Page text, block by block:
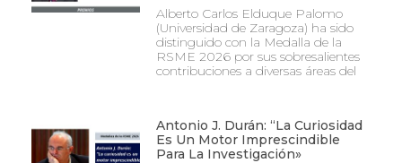
Alberto Carlos Elduque Palomo
(Universidad de Zaragoza) ha sido
distinguido con la Medalla de la
RSME 2026 por sus sobresalientes
contribuciones a diversas áreas del
Antonio J. Durán: “La Curiosidad
Es Un Motor Imprescindible
Para La Investigación»